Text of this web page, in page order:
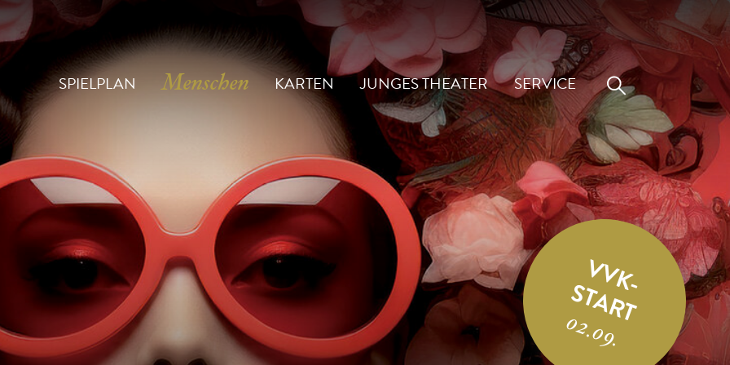
SPIELPLAN Menschen KARTEN JUNGES THEATER SERVICE
VVK-
START
02.09.